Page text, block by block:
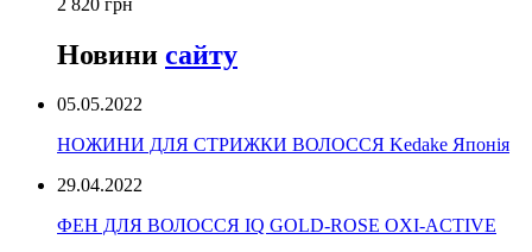
Новини сайту
05.05.2022
НОЖИНИ ДЛЯ СТРИЖКИ ВОЛОССЯ Kedake Японія
29.04.2022
ФЕН ДЛЯ ВОЛОССЯ IQ GOLD-ROSE OXI-ACTIVE